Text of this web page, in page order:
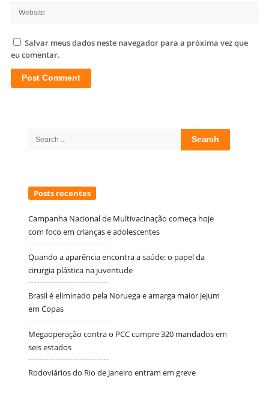
Salvar meus dados neste navegador para a próxima vez que
eu comentar.
Search
Posts recentes
Campanha Nacional de Multivacinação começa hoje
com foco em crianças e adolescentes
Quando a aparência encontra a saúde: o papel da
cirurgia plástica na juventude
Brasil é eliminado pela Noruega e amarga maior jejum
em Copas
Megaoperação contra o PCC cumpre 320 mandados em
seis estados
Rodoviários do Rio de Janeiro entram em greve